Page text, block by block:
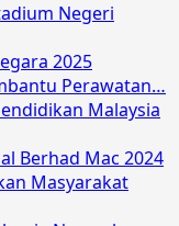
Negeri
2025
Perawatan…
Malaysia
Berhad Mac 2024
Masyarakat